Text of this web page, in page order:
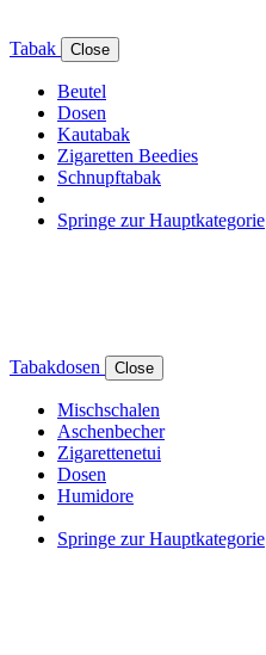
Tabak Close
Beutel
Dosen
Kautabak
Zigaretten Beedies
Schnupftabak
Springe zur Hauptkategorie
Tabakdosen Close
Mischschalen
Aschenbecher
Zigarettenetui
Dosen
Humidore
Springe zur Hauptkategorie